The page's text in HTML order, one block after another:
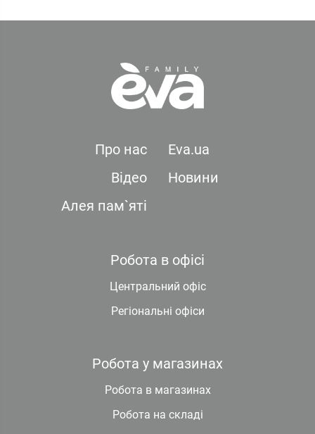
Про нас
Eva.ua
Відео
Новини
Алея пам`яті
Робота в офісі
Центральний офіс
Регіональні офіси
Робота у магазинах
Робота в магазинах
Робота на складі